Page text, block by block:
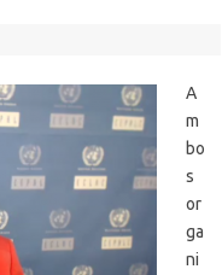
A
m
bo
s
or
ga
ni